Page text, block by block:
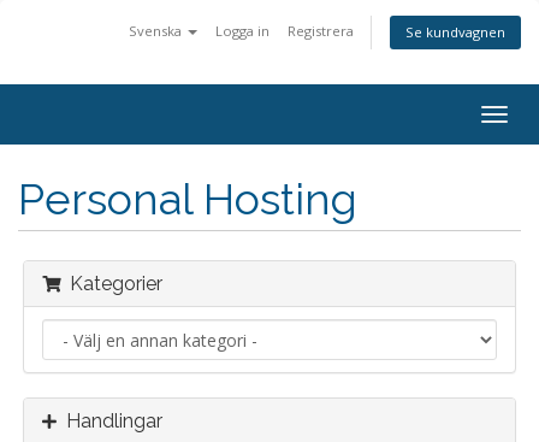
Svenska Logga in Registrera Se kundvagnen
Växla
Personal Hosting
Kategorier
Handlingar